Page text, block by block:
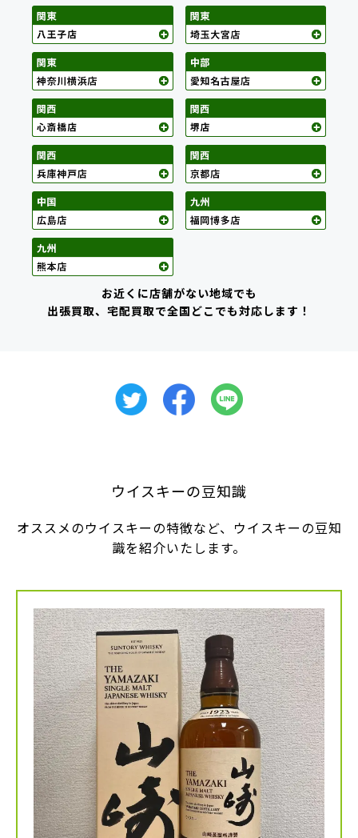
お近くに店舗がない地域でも
出張買取、宅配買取で全国どこでも対応します！
ウイスキーの豆知識
オススメのウイスキーの特徴など、ウイスキーの豆知
識を紹介いたします。